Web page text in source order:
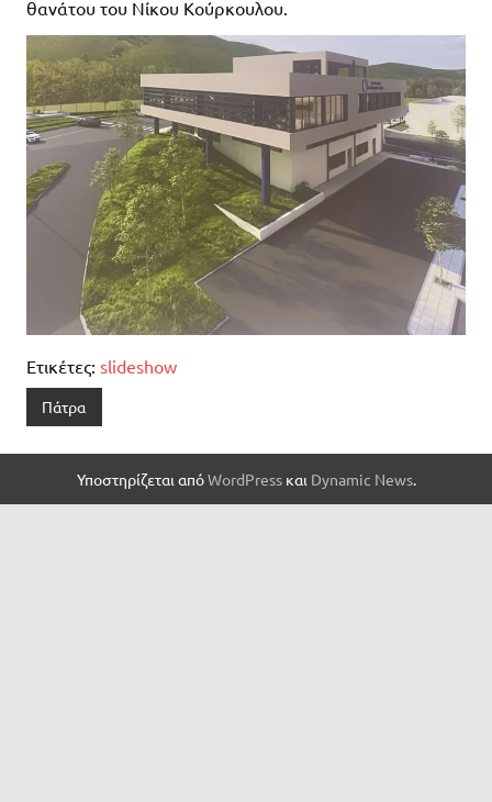
θανάτου του Νίκου Κούρκουλου.
Ετικέτες: slideshow
Πάτρα
Υποστηρίζεται απόWordPressκαι Dynamic News.